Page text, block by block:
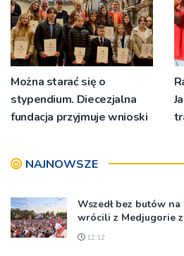
Można starać się o
stypendium. Diecezjalna
fundacja przyjmuje wnioski
NAJNOWSZE
Wszedł bez butów
wrócili z Medjugorie
12:12